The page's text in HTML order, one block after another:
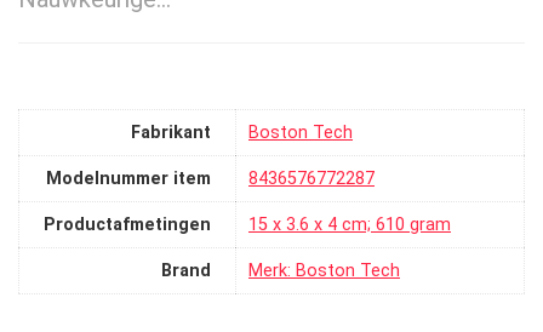
Fabrikant ‎Boston Tech
Modelnummer item ‎8436576772287
Productafmetingen ‎15 x 3.6 x 4 cm; 610 gram
Brand Merk: Boston Tech